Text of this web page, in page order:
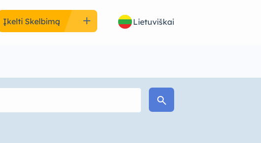
Įkelti Skelbimą add Lietuviškai
